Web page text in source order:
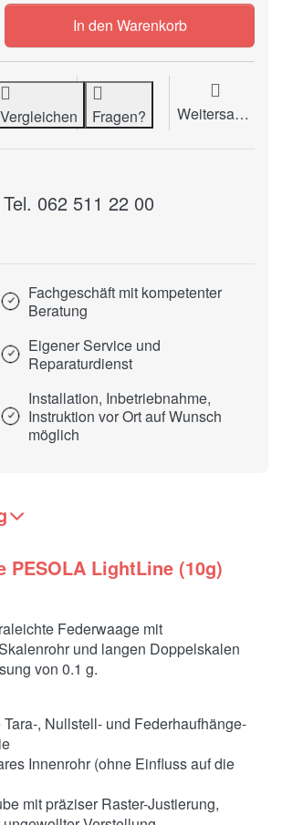
Federwaage PESOLA LightLine (10g) zu
In den Warenkorb
Vergleichen Fragen? Weitersagen
Tel. 062 511 22 00
Fachgeschäft mit kompetenter
Beratung
Eigener Service und
Reparaturdienst
Installation, Inbetriebnahme,
Instruktion vor Ort auf Wunsch
möglich
PESOLA LightLine (10g)
Federwaage mit
und langen Doppelskalen
von 0.1 g.
Tara-, Nullstell- und Federhaufhänge-
Innenrohr (ohne Einfluss auf die
mit präziser Raster-Justierung,